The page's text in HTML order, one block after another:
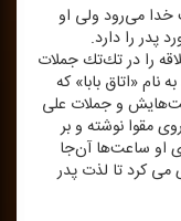
خدا می‌‌رود ولی او
پدر را دارد.
را در تك‌‌تك جملات
«اتاق بابا» كه
و جملات علی‌
مقوا نوشته و بر
او ساعت‌ها آن‌جا
می‌ كرد تا لذت پدر